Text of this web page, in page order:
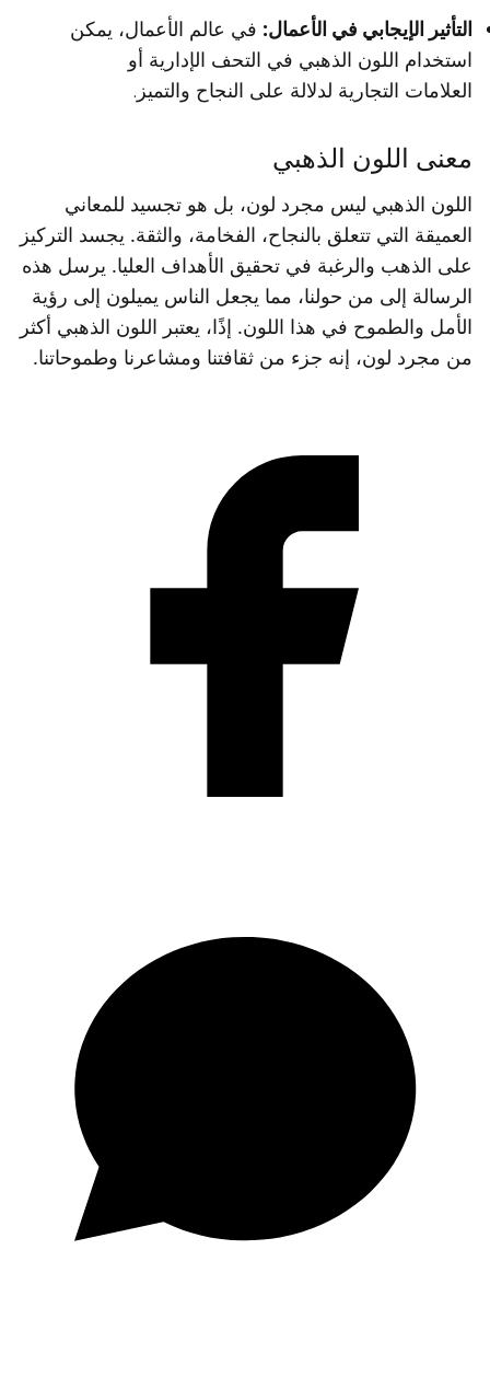
التأثير الإيجابي في الأعمال: في عالم الأعمال، يمكن
استخدام اللون الذهبي في التحف الإدارية أو
العلامات التجارية لدلالة على النجاح والتميز.
معنى اللون الذهبي
اللون الذهبي ليس مجرد لون، بل هو تجسيد للمعاني
العميقة التي تتعلق بالنجاح، الفخامة، والثقة. يجسد التركيز
على الذهب والرغبة في تحقيق الأهداف العليا. يرسل هذه
الرسالة إلى من حولنا، مما يجعل الناس يميلون إلى رؤية
الأمل والطموح في هذا اللون. إذًا، يعتبر اللون الذهبي أكثر
من مجرد لون، إنه جزء من ثقافتنا ومشاعرنا وطموحاتنا.